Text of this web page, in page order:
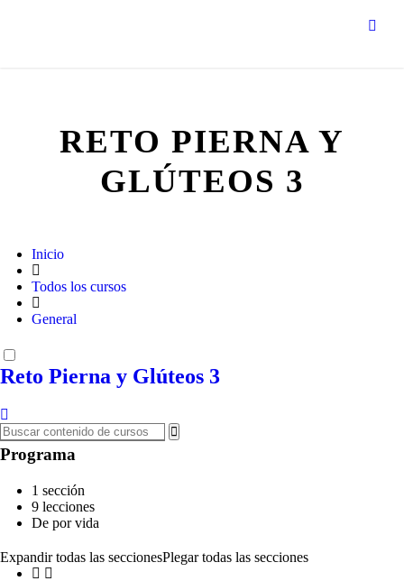
RETO PIERNA Y
GLÚTEOS 3
Inicio
Todos los cursos
General
Reto Pierna y Glúteos 3
Programa
1 sección
9 lecciones
De por vida
Expandir todas las seccionesPlegar todas las secciones